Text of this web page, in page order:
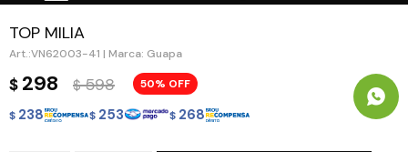
TOP MILIA
VN62003-41 | Marca: Guapa
$ 298 $ 598 50
$ 238 $ 253 $ 268